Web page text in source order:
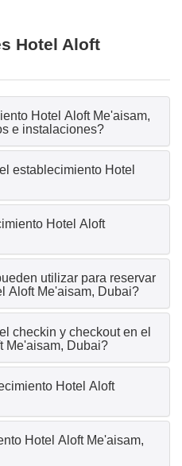
Hotel Aloft
Hotel Aloft Me'aisam,
e instalaciones?
establecimiento Hotel
Hotel Aloft
utilizar para reservar
Aloft Me'aisam, Dubai?
checkin y checkout en el
Me'aisam, Dubai?
Hotel Aloft
Hotel Aloft Me'aisam,